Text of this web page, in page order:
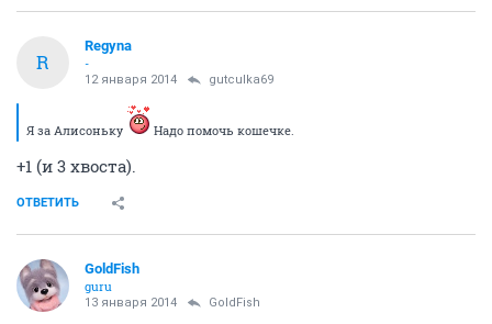
R
Regyna
-
12 января 2014 gutculka69
Я за Алисоньку Надо помочь кошечке.
+1 (и 3 хвоста).
ОТВЕТИТЬ
GoldFish
guru
13 января 2014 GoldFish